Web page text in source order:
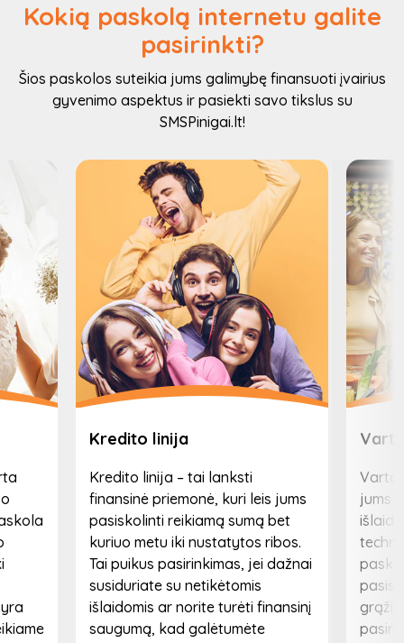
Kokią paskolą internetu galite
pasirinkti?
Šios paskolos suteikia jums galimybę finansuoti įvairius
gyvenimo aspektus ir pasiekti savo tikslus su
SMSPinigai.lt!
Kredito linija
Kredito linija – tai lanksti
finansinė priemonė, kuri leis jums
pasiskolinti reikiamą sumą bet
kuriuo metu iki nustatytos ribos.
Tai puikus pasirinkimas, jei dažnai
susiduriate su netikėtomis
išlaidomis ar norite turėti finansinį
saugumą, kad galėtumėte
jums